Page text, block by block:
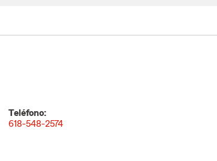
Teléfono:
618-548-2574